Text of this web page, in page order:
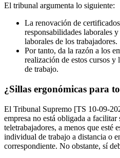
El tribunal argumenta lo siguiente:
La renovación de
responsabilidades laborales
laborales de los trabajadores.
Por tanto, da la razón a los
realización de estos cursos y
de trabajo.
¿Sillas ergonómicas para
El Tribunal Supremo [TS 10-09-
empresa no está obligada a
teletrabajadores, a menos que esté
individual de trabajo a distancia o
correspondiente. No obstante, sí